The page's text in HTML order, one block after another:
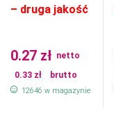
– druga jakość
0.27 zł netto
0.33 zł brutto
12646 w magazynie